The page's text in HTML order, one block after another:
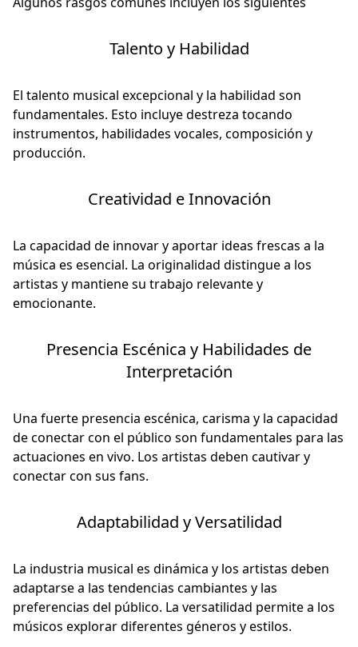
Talento y Habilidad
El talento musical excepcional y la habilidad son
fundamentales. Esto incluye destreza tocando
instrumentos, habilidades vocales, composición y
producción.
Creatividad e Innovación
La capacidad de innovar y aportar ideas frescas a la
música es esencial. La originalidad distingue a los
artistas y mantiene su trabajo relevante y
emocionante.
Presencia Escénica y Habilidades de
Interpretación
Una fuerte presencia escénica, carisma y la capacidad
de conectar con el público son fundamentales para las
actuaciones en vivo. Los artistas deben cautivar y
conectar con sus fans.
Adaptabilidad y Versatilidad
La industria musical es dinámica y los artistas deben
adaptarse a las tendencias cambiantes y las
preferencias del público. La versatilidad permite a los
músicos explorar diferentes géneros y estilos.